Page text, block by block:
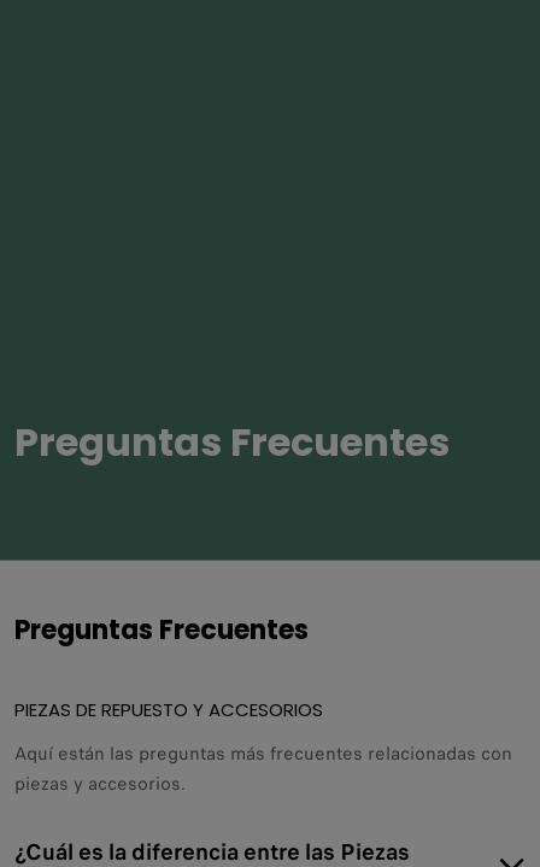
Preguntas Frecuentes
Preguntas Frecuentes
PIEZAS DE REPUESTO Y ACCESORIOS
Aquí están las preguntas más frecuentes relacionadas con
piezas y accesorios.
¿Cuál es la diferencia entre las Piezas